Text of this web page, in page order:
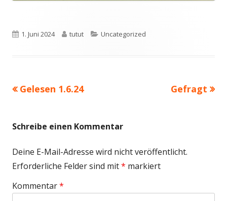
Veröffentlicht
1. Juni 2024 Autor
tutut Kategorien
Uncategorized
Beitragsnavigation
Vorheriger
Gelesen 1.6.24
Nächster
Gefragt
Schreibe einen Kommentar
Deine E-Mail-Adresse wird nicht veröffentlicht.
Erforderliche Felder sind mit* markiert
Kommentar*